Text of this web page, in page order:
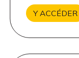
Y ACCÉDER